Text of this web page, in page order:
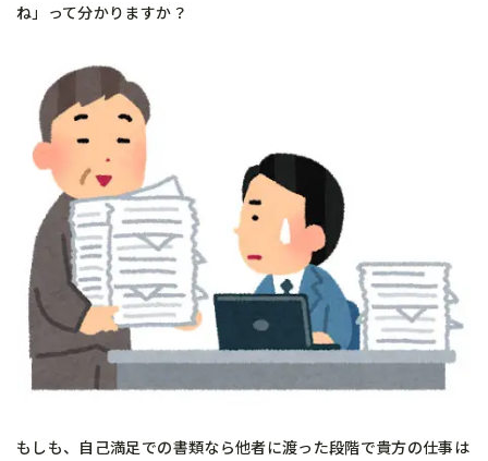
ね」って分かりますか？
もしも、自己満足での書類なら他者に渡った段階で貴方の仕事は